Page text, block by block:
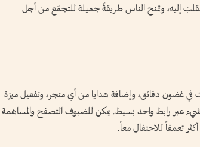
إليه، وتمنح الناس طريقةً جميلة للتجمّع من أجل
غضون دقائق، وإضافة هدايا من أي متجر، وتفعيل ميزة
شيء عبر رابط واحد بسيط. يمكن للضيوف التصفح والمساهمة
تعمقاً للاحتفال معاً.